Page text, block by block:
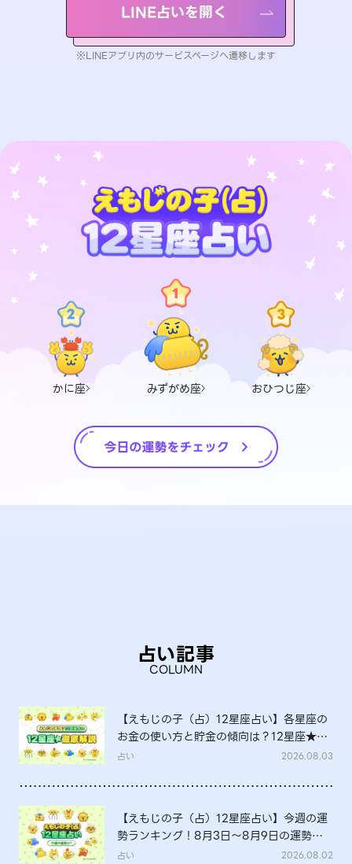
LINE占いを開く
※LINEアプリ内のサービスページへ遷移します
かに座 みずがめ座 おひつじ座
占い記事
COLUMN
【えもじの子（占）12星座占い】各星座の
お金の使い方と貯金の傾向は？12星座★徹
底解説
占い 2026.08.03
【えもじの子（占）12星座占い】今週の運
勢ランキング！8月3日～8月9日の運勢
は？
占い 2026.08.02